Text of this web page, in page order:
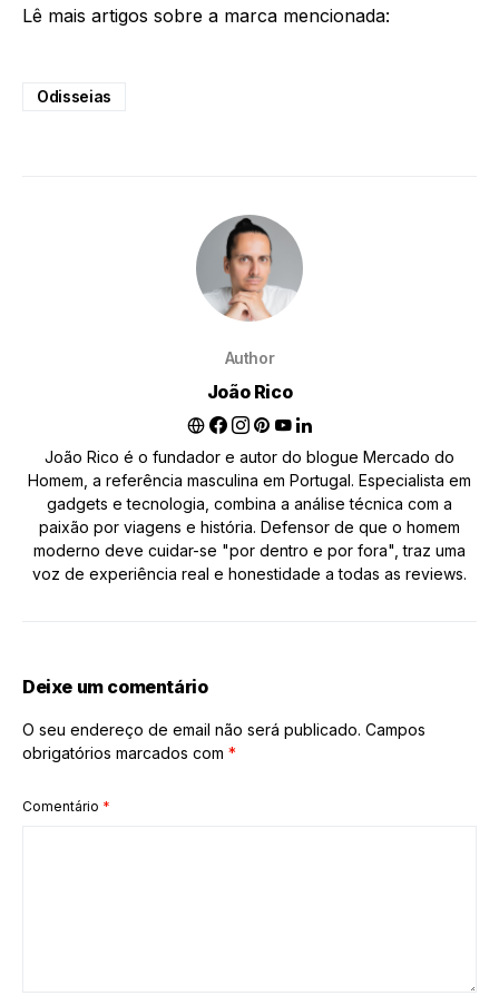
Lê mais artigos sobre a marca mencionada:
Odisseias
Author
João Rico
João Rico é o fundador e autor do blogue Mercado do
Homem, a referência masculina em Portugal. Especialista em
gadgets e tecnologia, combina a análise técnica com a
paixão por viagens e história. Defensor de que o homem
moderno deve cuidar-se "por dentro e por fora", traz uma
voz de experiência real e honestidade a todas as reviews.
Deixe um comentário
O seu endereço de email não será publicado. Campos
obrigatórios marcados com *
Comentário *